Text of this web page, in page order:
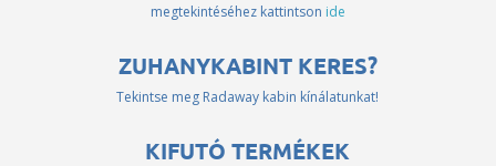
megtekintéséhez kattintson ide
ZUHANYKABINT KERES?
Tekintse meg Radaway kabin kínálatunkat!
KIFUTÓ TERMÉKEK